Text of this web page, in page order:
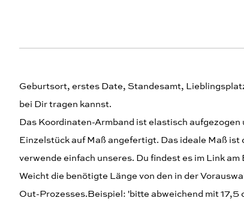
Geburtsort, erstes Date, Standesamt,
bei Dir tragen kannst.
Das Koordinaten-Armband ist elastisch
Einzelstück auf Maß angefertigt. Das ideale Maß ist
verwende einfach unseres. Du findest es im Link
Weicht die benötigte Länge von den in der
Out-Prozesses.Beispiel: 'bitte abweichend mit 17,5